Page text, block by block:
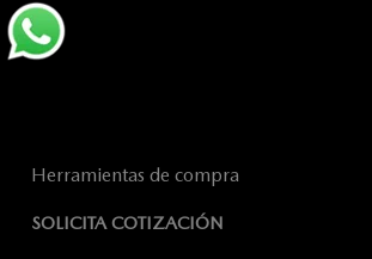
Herramientas de compra
SOLICITA COTIZACIÓN